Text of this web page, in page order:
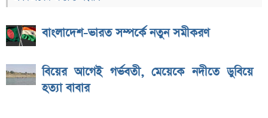
বাংলাদেশ-ভারত সম্পর্কে নতুন সমীকরণ
বিয়ের আগেই গর্ভবতী, মেয়েকে নদীতে ডুবিয়ে
হত্যা বাবার